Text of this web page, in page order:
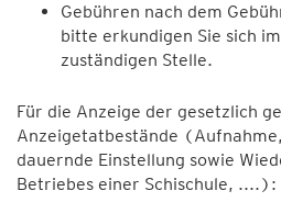
Gebühren nach dem
bitte erkundigen Sie sich
zuständigen Stelle.
Für die Anzeige der gesetzlich
Anzeigetatbestände
dauernde Einstellung sowie
Betriebes einer Schischule, ....):